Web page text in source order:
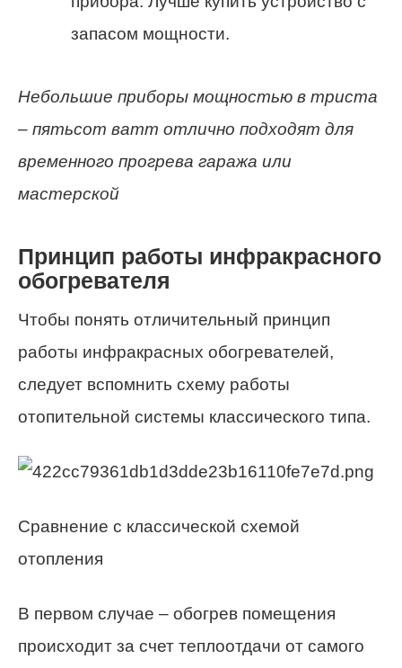
запасом мощности.
Небольшие приборы мощностью в триста
– пятьсот ватт отлично подходят для
временного прогрева гаража или
мастерской
Принцип работы инфракрасного
обогревателя
Чтобы понять отличительный принцип
работы инфракрасных обогревателей,
следует вспомнить схему работы
отопительной системы классического типа.
Сравнение с классической схемой
отопления
В первом случае – обогрев помещения
происходит за счет теплоотдачи от самого